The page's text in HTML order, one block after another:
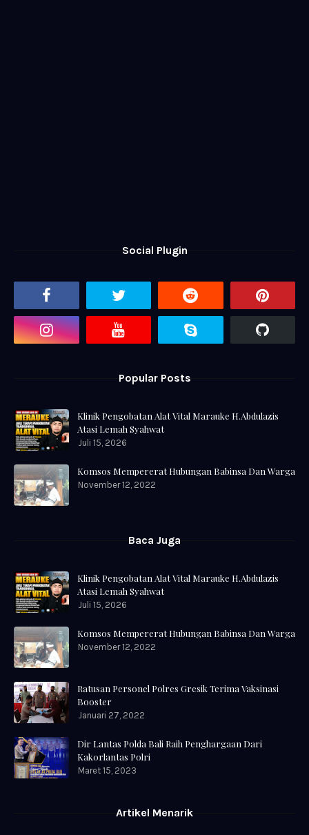
Social Plugin
Popular Posts
Klinik Pengobatan Alat Vital Marauke H.Abdulazis
Atasi Lemah Syahwat
Juli 15, 2026
Komsos Mempererat Hubungan Babinsa Dan Warga
November 12, 2022
Baca Juga
Klinik Pengobatan Alat Vital Marauke H.Abdulazis
Atasi Lemah Syahwat
Juli 15, 2026
Komsos Mempererat Hubungan Babinsa Dan Warga
November 12, 2022
Ratusan Personel Polres Gresik Terima Vaksinasi
Booster
Januari 27, 2022
Dir Lantas Polda Bali Raih Penghargaan Dari
Kakorlantas Polri
Maret 15, 2023
Artikel Menarik